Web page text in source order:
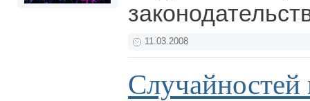
11.03.2008
Случайностей